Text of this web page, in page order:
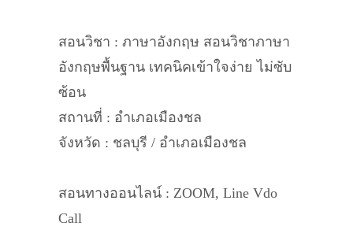
สอนวิชา : ภาษาอังกฤษ สอนวิชาภาษา
อังกฤษพื้นฐาน เทคนิคเข้าใจง่าย ไม่ซับ
ซ้อน
สถานที่ : อำเภอเมืองชล
จังหวัด : ชลบุรี / อำเภอเมืองชล
สอนทางออนไลน์ : ZOOM, Line Vdo
Call